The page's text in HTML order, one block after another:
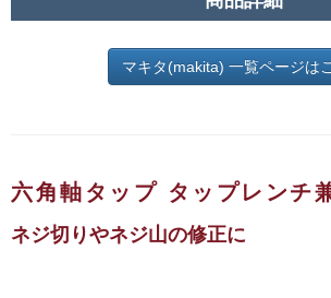
マキタ(makita) 一覧ページは
六角軸タップ タップレンチ
ネジ切りやネジ山の修正に